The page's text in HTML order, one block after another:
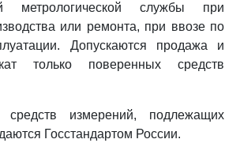
метрологической службы при
или ремонта, при ввозе по
Допускаются продажа и
только поверенных средств
средств измерений, подлежащих
Госстандартом России.